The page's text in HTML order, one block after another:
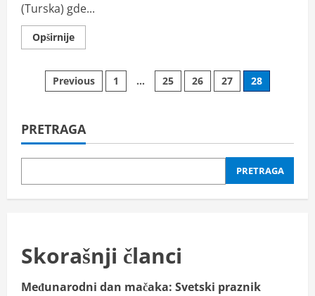
(Turska) gde...
OpširnijeRead
more
za
borbu
protiv
predstavljeno
na
Evropskom
kongresu
Kretanje
Previous 1 … 25 26 27 28
PRETRAGA
PRETRAGA
Skorašnji članci
Međunarodni dan mačaka: Svetski praznik